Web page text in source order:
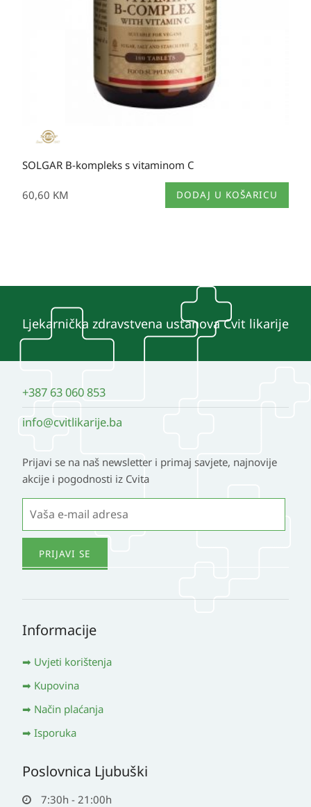
SOLGAR B-kompleks s vitaminom C
60,60 KM DODAJ U KOŠARICU
Ljekarnička zdravstvena ustanova Cvit likarije
+387 63 060 853
info@cvitlikarije.ba
Prijavi se na naš newsletter i primaj savjete, najnovije
akcije i pogodnosti iz Cvita
Informacije
Uvjeti korištenja
Kupovina
Način plaćanja
Isporuka
Poslovnica Ljubuški
7:30h - 21:00h